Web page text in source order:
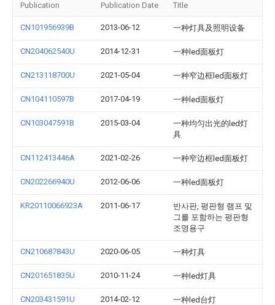
Publication Publication Date Title
CN101956939B 2013-06-12 一种灯具及照明设备
CN204062540U 2014-12-31 一种led面板灯
CN213118700U 2021-05-04 一种窄边框led面板灯
CN104110597B 2017-04-19 一种led面板灯
CN103047591B 2015-03-04
一种均匀出光的led灯
具
CN112413446A 2021-02-26 一种窄边框led面板灯
CN202266940U 2012-06-06 一种led面板灯
KR20110066923A 2011-06-17
반사판, 평판형 램프 및
그를 포함하는 평판형
조명용구
CN210687843U 2020-06-05 一种灯具
CN201651835U 2010-11-24 一种led灯具
CN203431591U 2014-02-12 一种led台灯